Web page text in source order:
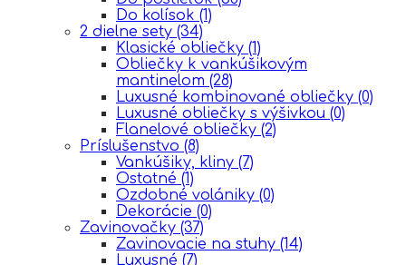
Do kolísok (1)
2 dielne sety (34)
Klasické obliečky (1)
Obliečky k vankúšikovým
mantinelom (28)
Luxusné kombinované obliečky (0)
Luxusné obliečky s výšivkou (0)
Flanelové obliečky (2)
Príslušenstvo (8)
Vankúšiky, kliny (7)
Ostatné (1)
Ozdobné volániky (0)
Dekorácie (0)
Zavinovačky (37)
Zavinovacie na stuhy (14)
Luxusné (7)